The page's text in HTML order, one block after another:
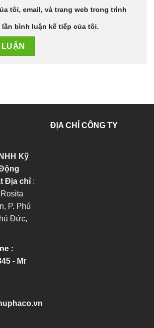
tôi, email, và trang web trong trình
bình luận kế tiếp của tôi.
Kỹ
Địa chỉ :
P. Phú
Đức,
:
- Mr
ĐỊA CHỈ CÔNG TY